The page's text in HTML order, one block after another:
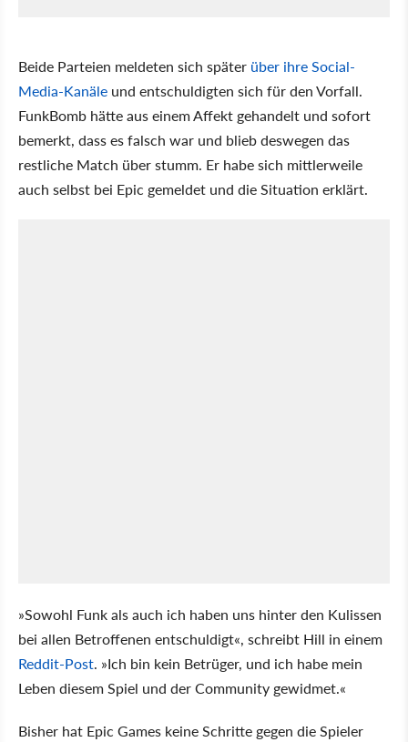
Beide Parteien meldeten sich später über ihre Social-
Media-Kanäle und entschuldigten sich für den Vorfall.
FunkBomb hätte aus einem Affekt gehandelt und sofort
bemerkt, dass es falsch war und blieb deswegen das
restliche Match über stumm. Er habe sich mittlerweile
auch selbst bei Epic gemeldet und die Situation erklärt.
»Sowohl Funk als auch ich haben uns hinter den Kulissen
bei allen Betroffenen entschuldigt«, schreibt Hill in einem
Reddit-Post. »Ich bin kein Betrüger, und ich habe mein
Leben diesem Spiel und der Community gewidmet.«
Bisher hat Epic Games keine Schritte gegen die Spieler